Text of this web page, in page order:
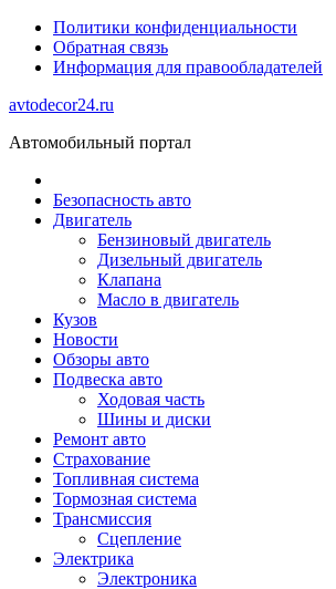
Политики конфиденциальности
Обратная связь
Информация для правообладателей
avtodecor24.ru
Автомобильный портал
Безопасность авто
Двигатель
Бензиновый двигатель
Дизельный двигатель
Клапана
Масло в двигатель
Кузов
Новости
Обзоры авто
Подвеска авто
Ходовая часть
Шины и диски
Ремонт авто
Страхование
Топливная система
Тормозная система
Трансмиссия
Сцепление
Электрика
Электроника